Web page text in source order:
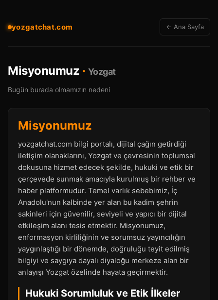
yozgatchat.com ← Ana Sayfa
Misyonumuz · Yozgat
Bugün burada olmamızın nedeni
Misyonumuz
yozgatchat.com bilgi portalı, dijital çağın getirdiği
iletişim olanaklarını, Yozgat ve çevresinin toplumsal
dokusuna hizmet edecek şekilde, hukuki ve etik bir
çerçevede sunmak amacıyla kurulmuş bir rehber ve
haber platformudur. Temel varlık sebebimiz, İç
Anadolu'nun kalbinde yer alan bu kadim şehrin
sakinleri için güvenilir, seviyeli ve yapıcı bir dijital
etkileşim alanı tesis etmektir. Misyonumuz,
enformasyon kirliliğinin ve sorumsuz yayıncılığın
yaygınlaştığı bir dönemde, doğruluğu teyit edilmiş
bilgiyi ve saygıya dayalı diyaloğu merkeze alan bir
anlayışı Yozgat özelinde hayata geçirmektir.
Hukuki Sorumluluk ve Etik İlkeler